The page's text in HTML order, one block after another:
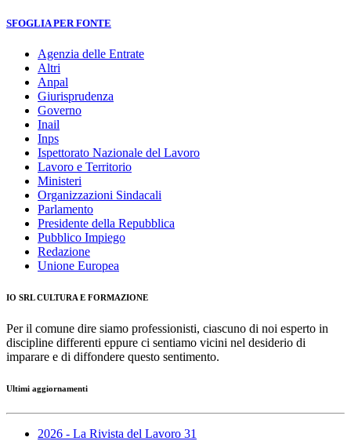
SFOGLIA PER FONTE
Agenzia delle Entrate
Altri
Anpal
Giurisprudenza
Governo
Inail
Inps
Ispettorato Nazionale del Lavoro
Lavoro e Territorio
Ministeri
Organizzazioni Sindacali
Parlamento
Presidente della Repubblica
Pubblico Impiego
Redazione
Unione Europea
IO SRL CULTURA E FORMAZIONE
Per il comune dire siamo professionisti, ciascuno di noi esperto in
discipline differenti eppure ci sentiamo vicini nel desiderio di
imparare e di diffondere questo sentimento.
Ultimi aggiornamenti
2026 - La Rivista del Lavoro 31